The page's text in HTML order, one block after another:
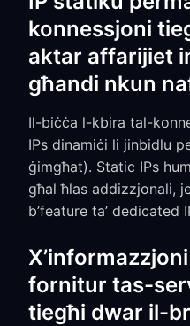
konnessjoni
aktar affarijiet
għandi nkun
Il-biċċa l-kbira tal-
IPs dinamiċi li jinbidlu
ġimgħat). Static IPs
għal ħlas addizzjonali,
b’feature ta’ dedicated
fornitur tas-
tiegħi dwar il-